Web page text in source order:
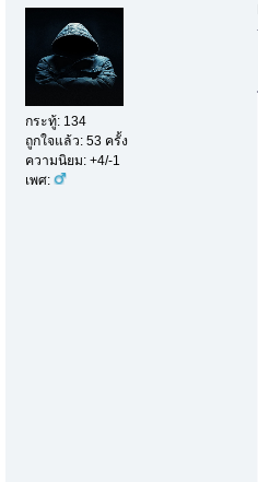
กระทู้: 134
ถูกใจแล้ว: 53 ครั้ง
ความนิยม: +4/-1
เพศ: